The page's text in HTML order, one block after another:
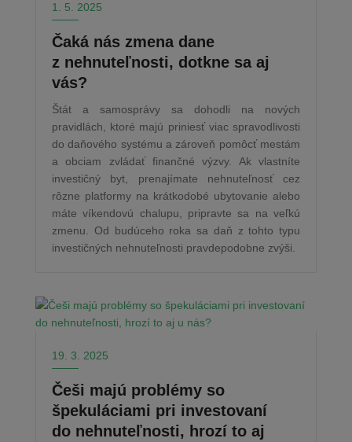
1. 5. 2025
Čaká nás zmena dane
z nehnuteľnosti, dotkne sa aj
vás?
Štát a samosprávy sa dohodli na nových
pravidlách, ktoré majú priniesť viac spravodlivosti
do daňového systému a zároveň pomôcť mestám
a obciam zvládať finančné výzvy. Ak vlastníte
investičný byt, prenajímate nehnuteľnosť cez
rôzne platformy na krátkodobé ubytovanie alebo
máte víkendovú chalupu, pripravte sa na veľkú
zmenu. Od budúceho roka sa daň z tohto typu
investičných nehnuteľnosti pravdepodobne zvýši.
19. 3. 2025
Češi majú problémy so
špekuláciami pri investovaní
do nehnuteľnosti, hrozí to aj